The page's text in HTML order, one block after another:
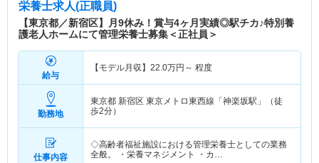
栄養士求人(正職員)
【東京都／新宿区】月9休み！賞与4ヶ月実績◎駅チカ♪特別養
護老人ホームにて管理栄養士募集＜正社員＞
給与
【モデル月収】 22.0万円～ 程度
勤務地
東京都 新宿区 東京メトロ東西線「神楽坂駅」（徒
歩2分）
仕事内容
◇高齢者福祉施設における管理栄養士としての業務
全般。 ・栄養マネジメント ・カ…